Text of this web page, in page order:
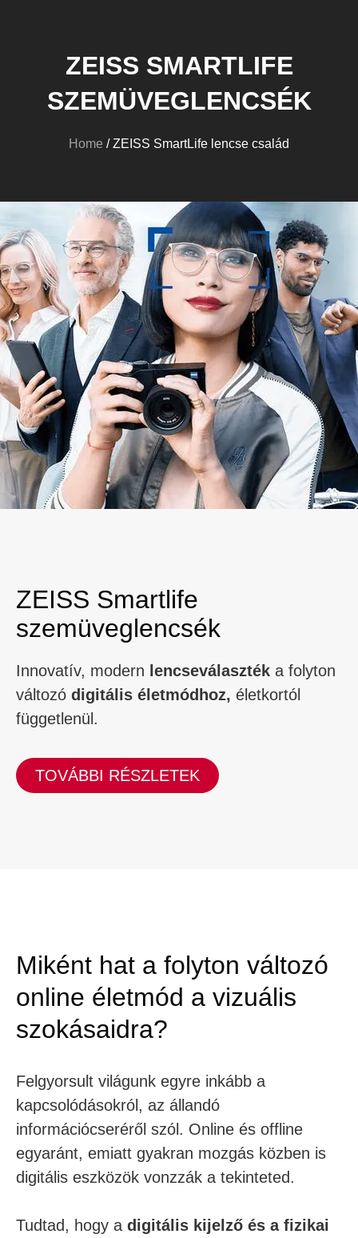
ZEISS SMARTLIFE
SZEMÜVEGLENCSÉK
Home / ZEISS SmartLife lencse család
ZEISS Smartlife
szemüveglencsék
Innovatív, modern lencseválaszték a folyton
változó digitális életmódhoz, életkortól
függetlenül.
TOVÁBBI RÉSZLETEK
Miként hat a folyton változó
online életmód a vizuális
szokásaidra?
Felgyorsult világunk egyre inkább a
kapcsolódásokról, az állandó
információcseréről szól. Online és offline
egyaránt, emiatt gyakran mozgás közben is
digitális eszközök vonzzák a tekinteted.
Tudtad, hogy a digitális kijelző és a fizikai